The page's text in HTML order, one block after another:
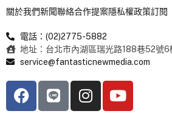
關於我們新聞聯絡合作提案隱私權政策訂閱
電話：(02)2775-5882
地址：台北市內湖區瑞光路188巷52號6
service@fantasticnewmedia.com